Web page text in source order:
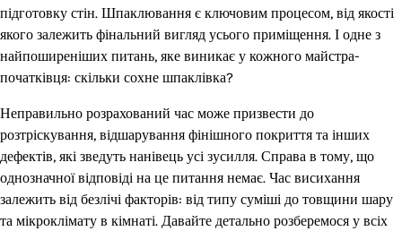
підготовку стін. Шпаклювання є ключовим процесом, від якості
якого залежить фінальний вигляд усього приміщення. І одне з
найпоширеніших питань, яке виникає у кожного майстра-
початківця: скільки сохне шпаклівка?
Неправильно розрахований час може призвести до
розтріскування, відшарування фінішного покриття та інших
дефектів, які зведуть нанівець усі зусилля. Справа в тому, що
однозначної відповіді на це питання немає. Час висихання
залежить від безлічі факторів: від типу суміші до товщини шару
та мікроклімату в кімнаті. Давайте детально розберемося у всіх